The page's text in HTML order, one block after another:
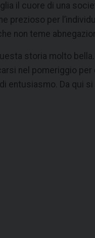
il cuore di una
prezioso per
non teme
storia molto
nel pomeriggio
entusiasmo. Da qui